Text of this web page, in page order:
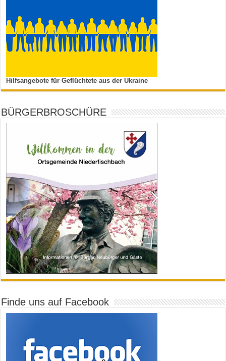
Hilfsangebote für Geflüchtete aus der Ukraine
BÜRGERBROSCHÜRE
Finde uns auf Facebook